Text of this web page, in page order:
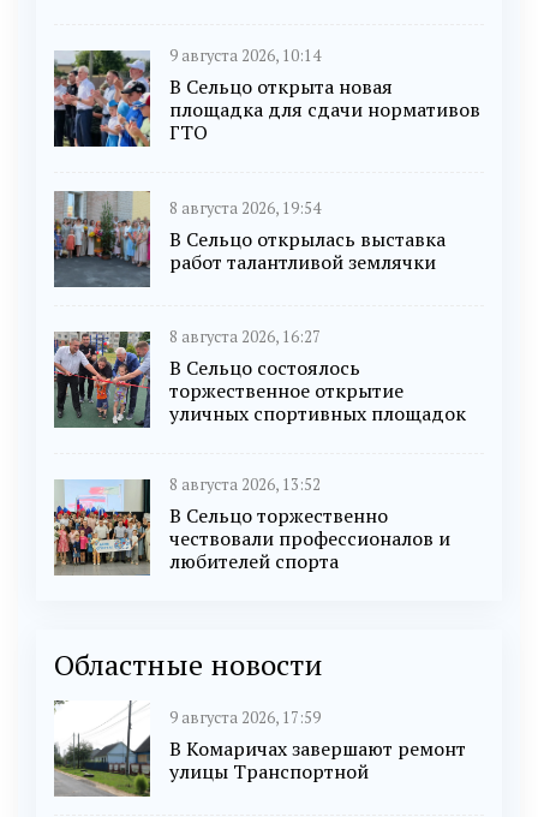
9 августа 2026, 10:14
В Сельцо открыта новая
площадка для сдачи нормативов
ГТО
8 августа 2026, 19:54
В Сельцо открылась выставка
работ талантливой землячки
8 августа 2026, 16:27
В Сельцо состоялось
торжественное открытие
уличных спортивных площадок
8 августа 2026, 13:52
В Сельцо торжественно
чествовали профессионалов и
любителей спорта
Областные новости
9 августа 2026, 17:59
В Комаричах завершают ремонт
улицы Транспортной